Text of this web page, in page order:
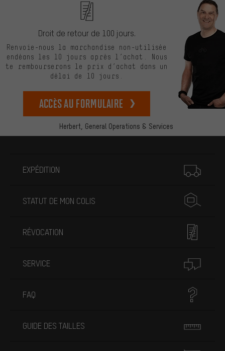
Herbert, General Operations & Services
Droit de retour de 100 jours.
Renvoie-nous la marchandise non-utilisée
endéans les 10 jours après l’achat. Nous
te rembourserons le prix d’achat dans un
délai de 10 jours.
Accès au formulaire
EXPÉDITION
STATUT DE MON COLIS
RÉVOCATION
SERVICE
FAQ
GUIDE DES TAILLES